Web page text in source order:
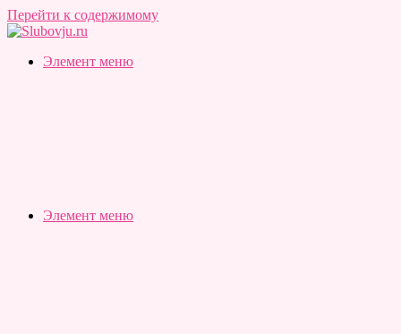
Перейти к содержимому
Slubovju.ru
Бесплатные
Элемент меню
Элемент меню